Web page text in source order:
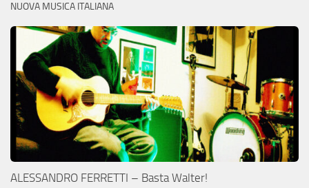
NUOVA MUSICA ITALIANA
ALESSANDRO FERRETTI – Basta Walter!